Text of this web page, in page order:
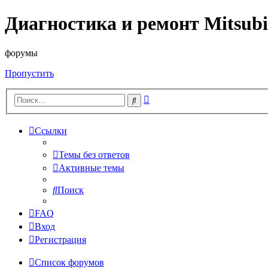
Диагностика и ремонт
форумы
Пропустить
Поиск
Ссылки
Темы без ответов
Активные темы
Поиск
FAQ
Вход
Регистрация
Список форумов